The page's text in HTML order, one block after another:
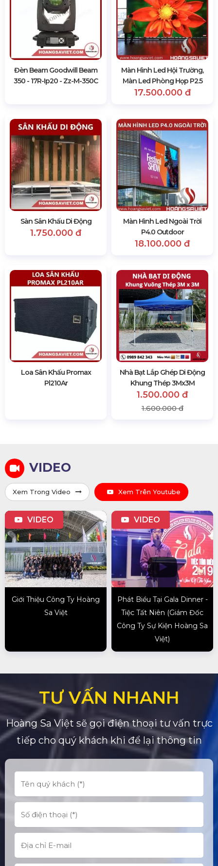
Đèn Beam Goodwill Beam
350 - 17R-Ip20 - Zz-M-350C
Màn Hình Led Hội Trường,
Màn Led Phòng Họp P2.5
17.500.000 đ
Sàn Sân Khấu Di Động
1.750.000 đ
Màn Hình Led Ngoài Trời
P4.0 Outdoor
18.100.000 đ
Loa Sân Khấu Promax
Pl210Ar
Nhà Bạt Lắp Ghép Di Động
Khung Thép 3Mx3M
1.500.000 đ
1.600.000 đ
VIDEO
Xem Trong Video Xem Trên Youtube
VIDEO
Giới Thiệu Công Ty Hoàng
Sa Việt
VIDEO
Phát Biểu Tại Gala Dinner -
Tiệc Tất Niên (Giám Đốc
Công Ty Sự Kiện Hoàng Sa
Việt)
TƯ VẤN NHANH
Hoàng Sa Việt sẽ gọi điện thoại tư vấn trực
tiếp cho quý khách khi để lại thông tin